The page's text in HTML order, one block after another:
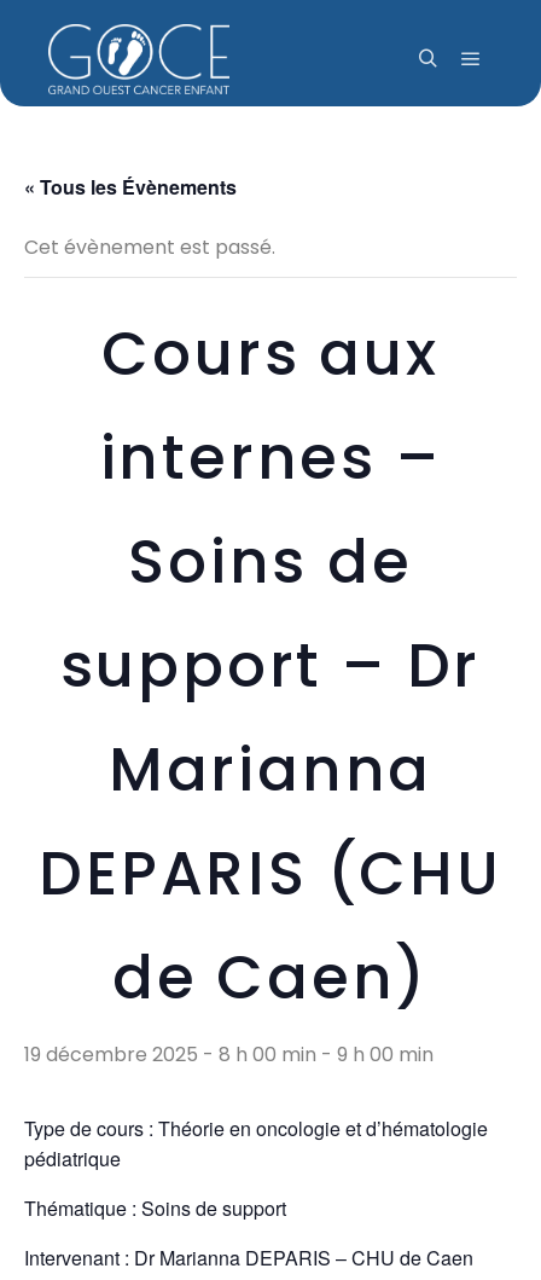
Menu
« Tous les Évènements
Cet évènement est passé.
Cours aux
internes –
Soins de
support – Dr
Marianna
DEPARIS (CHU
de Caen)
19 décembre 2025 - 8 h 00 min - 9 h 00 min
Type de cours : Théorie en oncologie et d’hématologie
pédiatrique
Thématique : Soins de support
Intervenant : Dr Marianna DEPARIS – CHU de Caen